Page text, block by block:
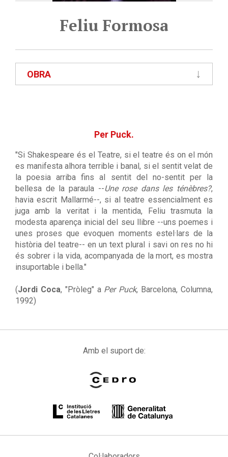
Feliu Formosa
OBRA
Per Puck.
"Si Shakespeare és el Teatre, si el teatre és on el món
es manifesta alhora terrible i banal, si el sentit velat de
la poesia arriba fins al sentit del no-sentit per la
bellesa de la paraula --Une rose dans les ténèbres?,
havia escrit Mallarmé--, si al teatre essencialment es
juga amb la veritat i la mentida, Feliu trasmuta la
modesta aparença inicial del seu llibre --uns poemes i
unes proses que evoquen moments estel·lars de la
història del teatre-- en un text plural i savi on res no hi
és sobrer i la vida, acompanyada de la mort, es mostra
insuportable i bella."
(Jordi Coca, "Pròleg" a Per Puck, Barcelona, Columna,
1992)
Amb el suport de: